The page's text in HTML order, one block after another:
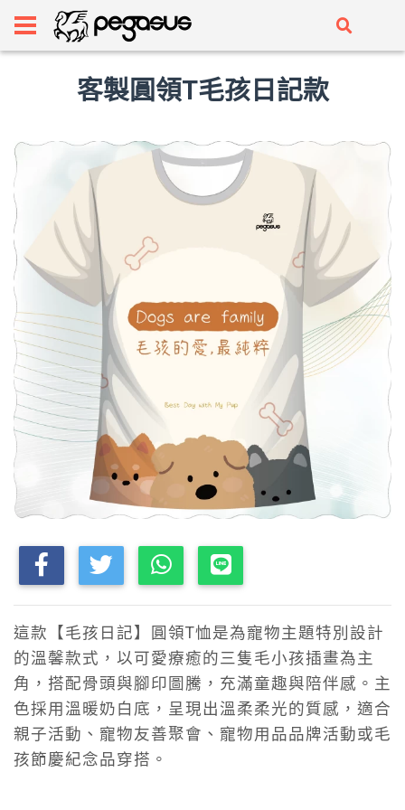
客製圓領T毛孩日記款
這款【毛孩日記】圓領T恤是為寵物主題特別設計
的溫馨款式，以可愛療癒的三隻毛小孩插畫為主
角，搭配骨頭與腳印圖騰，充滿童趣與陪伴感。主
色採用溫暖奶白底，呈現出溫柔柔光的質感，適合
親子活動、寵物友善聚會、寵物用品品牌活動或毛
孩節慶紀念品穿搭。